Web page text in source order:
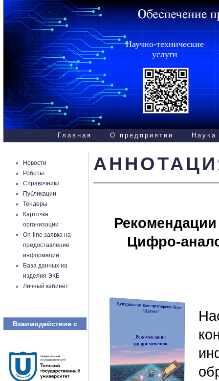
Научно-технические
услуги
Главная О предприятии Наука
Новости
Роботы
Справочники
Публикации
Тендеры
Карточка
организации
On-line заявка на
предоставление
информации
База данных на
изделия ЭКБ
Личный кабинет
Взаимодействие с
Цифро-